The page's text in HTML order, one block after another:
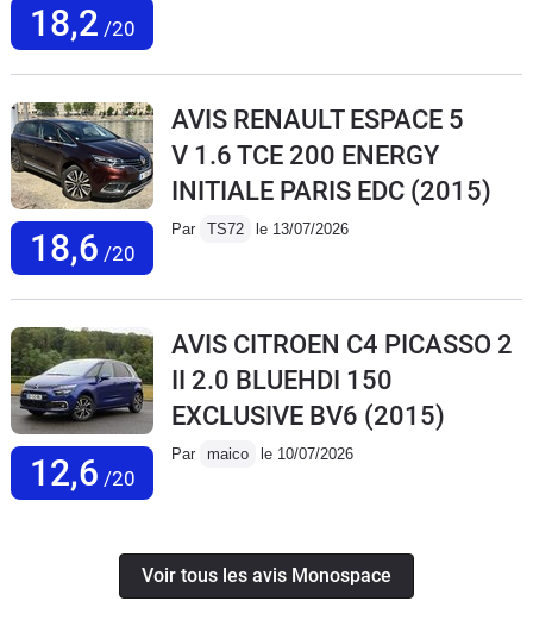
18,2 /20
18,6 /20
AVIS RENAULT ESPACE 5
V 1.6 TCE 200 ENERGY
INITIALE PARIS EDC (2015)
Par TS72 le 13/07/2026
12,6 /20
AVIS CITROEN C4 PICASSO 2
II 2.0 BLUEHDI 150
EXCLUSIVE BV6 (2015)
Par maico le 10/07/2026
Voir tous les avis Monospace